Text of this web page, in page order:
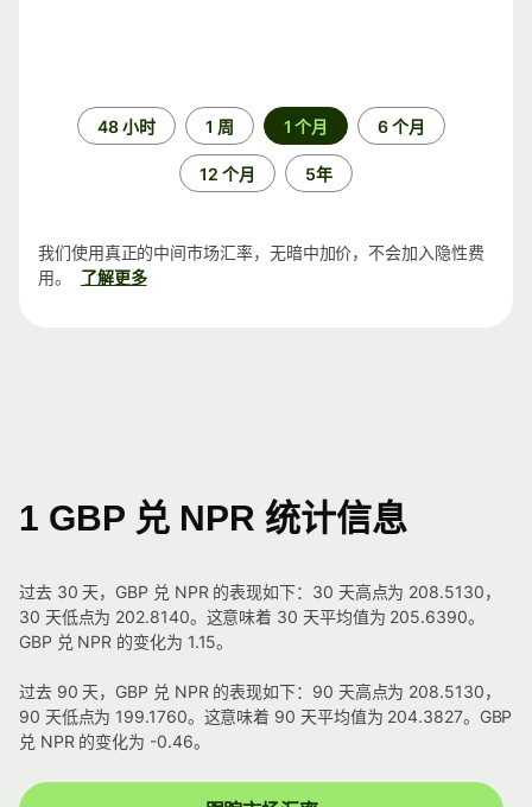
48 小时 1 周 1 个月 6 个月
12 个月 5年
我们使用真正的中间市场汇率，无暗中加价，不会加入隐性费
用。
了解更多
1 GBP 兑 NPR 统计信息
过去 30 天，GBP 兑 NPR 的表现如下：30 天高点为 208.5130，
30 天低点为 202.8140。这意味着 30 天平均值为 205.6390。
GBP 兑 NPR 的变化为 1.15。
过去 90 天，GBP 兑 NPR 的表现如下：90 天高点为 208.5130，
90 天低点为 199.1760。这意味着 90 天平均值为 204.3827。GBP
兑 NPR 的变化为 -0.46。